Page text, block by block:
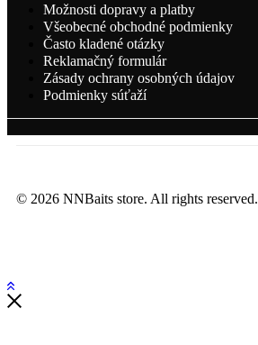
Možnosti dopravy a platby
Všeobecné obchodné podmienky
Často kladené otázky
Reklamačný formulár
Zásady ochrany osobných údajov
Podmienky súťaží
© 2026 NNBaits store. All rights reserved.